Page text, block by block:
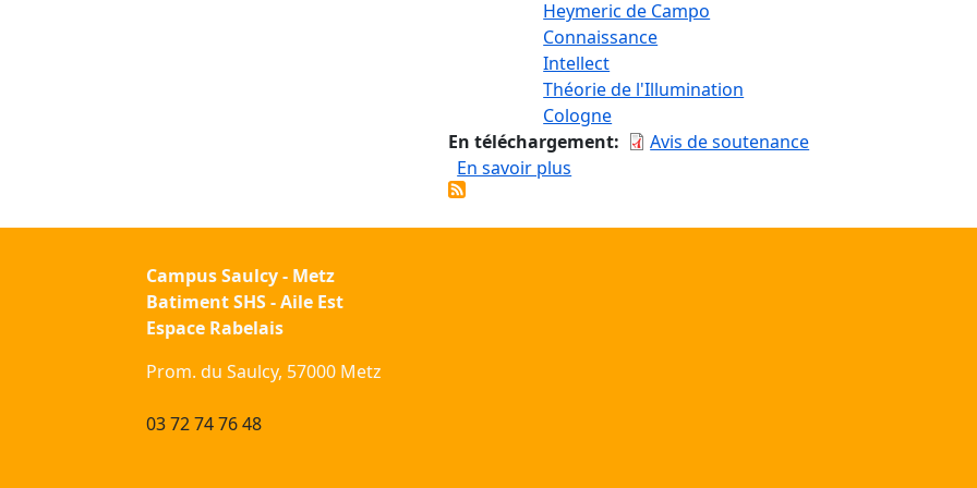
Heymeric de Campo
Connaissance
Intellect
Théorie de l'Illumination
Cologne
En téléchargement
Avis de soutenance
En savoir plus
Campus Saulcy - Metz
Batiment SHS - Aile Est
Espace Rabelais
Prom. du Saulcy, 57000 Metz
03 72 74 76 48